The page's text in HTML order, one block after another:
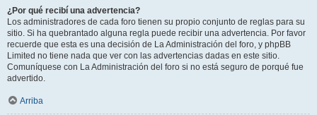
¿Por qué recibí una advertencia?
Los administradores de cada foro tienen su propio conjunto de reglas para su
sitio. Si ha quebrantado alguna regla puede recibir una advertencia. Por favor
recuerde que esta es una decisión de La Administración del foro, y phpBB
Limited no tiene nada que ver con las advertencias dadas en este sitio.
Comuníquese con La Administración del foro si no está seguro de porqué fue
advertido.
Arriba